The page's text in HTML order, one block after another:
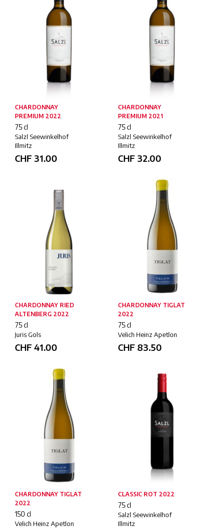
CHARDONNAY
PREMIUM 2022
75 cl
Salzl Seewinkelhof
Illmitz
CHF 31.00
CHARDONNAY
PREMIUM 2021
75 cl
Salzl Seewinkelhof
Illmitz
CHF 32.00
CHARDONNAY RIED
ALTENBERG 2022
75 cl
Juris Gols
CHF 41.00
CHARDONNAY TIGLAT
2022
75 cl
Velich Heinz Apetlon
CHF 83.50
CHARDONNAY TIGLAT
2022
150 cl
Velich Heinz Apetlon
CLASSIC ROT 2022
75 cl
Salzl Seewinkelhof
Illmitz